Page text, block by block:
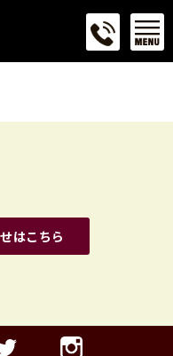
はこちら